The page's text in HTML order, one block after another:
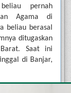
pernah
Agama di
beliau berasal
ditugaskan
Saat ini
di Banjar,